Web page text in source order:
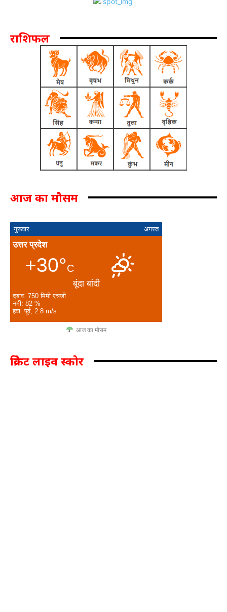
राशिफल
आज का मौसम
गुरूवार अगस्त
उत्तर प्रदेश
+30°C
बूंदा बांदी
दबाव: 750 मिमी एचजी
नमी: 82 %
हवा: पूर्व, 2.8 m/s
आज का मौसम
क्रिकेट लाइव स्कोर